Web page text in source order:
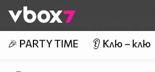
👾
🎉 PARTY TIME 👂 Клю – клю